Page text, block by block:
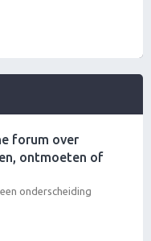
forum over
ontmoeten of
onderscheiding